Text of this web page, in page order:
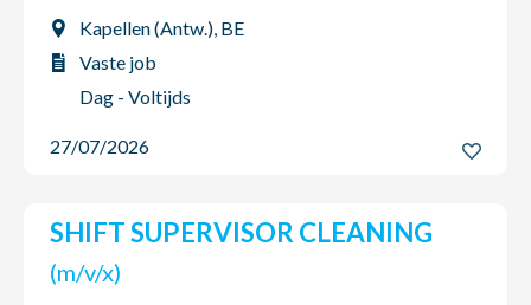
Kapellen (Antw.), BE
Vaste job
Dag - Voltijds
27/07/2026
SHIFT SUPERVISOR CLEANING
(m/v/x)